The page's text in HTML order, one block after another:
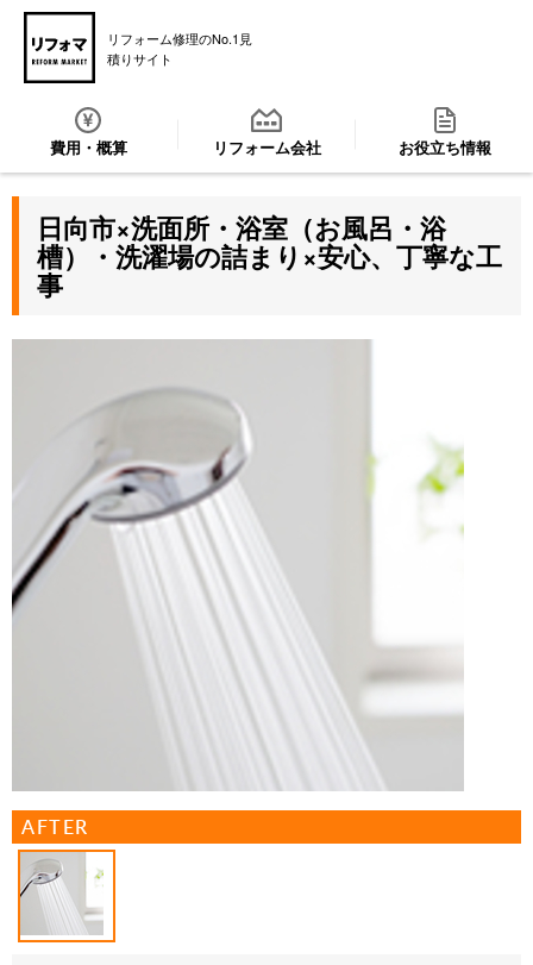
リフォーム修理のNo.1見
積りサイト
費用・概算 リフォーム会社 お役立ち情報
日向市×洗面所・浴室（お風呂・浴
槽）・洗濯場の詰まり×安心、丁寧な工
事
AFTER